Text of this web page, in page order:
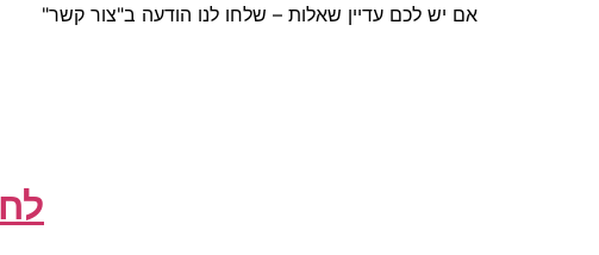
אם יש לכם עדיין שאלות – שלחו לנו הודעה ב"צור קשר"